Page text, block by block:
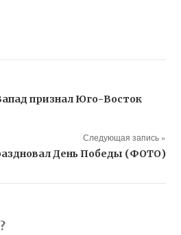
признал Юго-Восток
Следующая запись »
День Победы (ФОТО)